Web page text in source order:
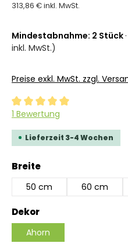
313,86 € inkl. MwSt.
Mindestabnahme: 2 Stück
inkl. MwSt.)
Preise exkl. MwSt. zzgl.
Durchschnittliche
1 Bewertung
Lieferzeit 3-4 Wochen
Breiteauswählen
50 cm 60 cm
Dekorauswählen
Ahorn